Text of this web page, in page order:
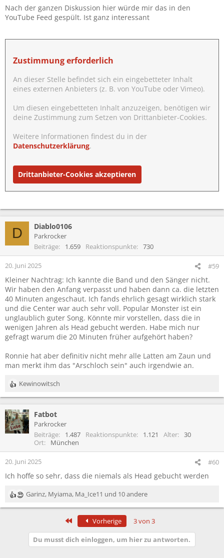
Nach der ganzen Diskussion hier würde mir das in den
YouTube Feed gespült. Ist ganz interessant
Zustimmung erforderlich
An dieser Stelle befindet sich ein eingebetteter Inhalt
eines externen Anbieters (z. B. von YouTube oder Vimeo).
Um diesen eingebetteten Inhalt anzuzeigen, benötigen wir
deine Zustimmung zum Setzen von Drittanbieter-Cookies.
Weitere Informationen findest du in der
Datenschutzerklärung.
Drittanbieter-Cookies akzeptieren
D Diablo0106
Parkrocker
Beiträge
1.659 Reaktionspunkte 730
20. Juni 2025 #59
Kleiner Nachtrag: Ich kannte die Band und den Sänger nicht.
Wir haben den Anfang verpasst und haben dann ca. die letzten
40 Minuten angeschaut. Ich fands ehrlich gesagt wirklich stark
und die Center war auch sehr voll. Popular Monster ist ein
unglaublich guter Song. Könnte mir vorstellen, dass die in
wenigen Jahren als Head gebucht werden. Habe mich nur
gefragt warum die 20 Minuten früher aufgehört haben?
Ronnie hat aber definitiv nicht mehr alle Latten am Zaun und
man merkt ihm das "Arschloch sein" auch irgendwie an.
R
e
k
t
i
n
e
:
Kewinowitsch
Fatbot
Parkrocker
Beiträge
1.487 Reaktionspunkte 1.121 Alter
30
Ort
München
20. Juni 2025 #60
Ich hoffe so sehr, dass die niemals als Head gebucht werden
R
e
Garinz, Myiama, Ma_Ice11 und 10 andere
Erste Vorherige 3 von 3
Du musst dich einloggen, um hier zu antworten.